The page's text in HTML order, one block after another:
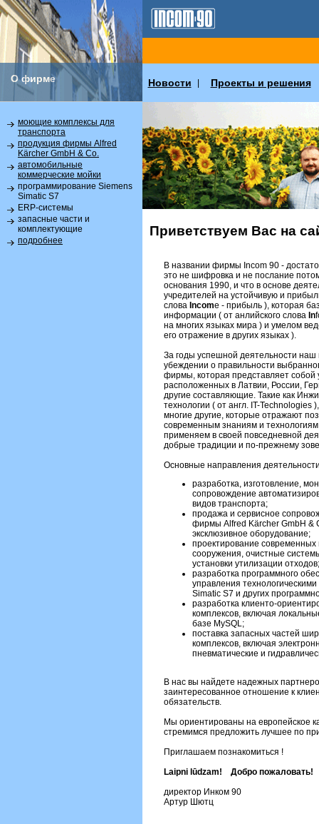
О фирме Новости Проекты и решения
моющие комплексы для
транспорта
продукция фирмы Alfred
Kärcher GmbH & Co.
автомобильные
коммерческие мойки
программирование Siemens
Simatic S7
ERP-системы
запасные части и
комплектующие
подробнее
Приветствуем Вас на
В названии фирмы Incom 90 -
это не шифровка и не послание
основания 1990, и что в основе
учредителей на устойчивую и
слова Income - прибыль ), которая
информации ( от анлийского слова In
на многих языках мира ) и умелом
его отражение в других языках ).
За годы успешной деятельности наш
убеждении о правильности
фирмы, которая представляет
расположенных в Латвии, России,
другие составляющие. Такие как
технологии ( от англ. IT-Technologies
многие другие, которые отражают
современным знаниям и
применяем в своей повседневной
добрые традиции и по-прежнему
Основные направления
разработка, изготовление,
сопровождение
видов транспорта;
продажа и сервисное
фирмы Alfred Kärcher GmbH &
эксклюзивное оборудование;
проектирование
сооружения, очистные
установки утилизации отходов;
разработка программного
управления
Simatic S7 и других
разработка клиенто-
комплексов, включая
базе MySQL;
поставка запасных частей
комплексов, включая
пневматические и
В нас вы найдете надежных
заинтересованное отношение к
обязательств.
Мы ориентированы на европейское
стремимся предложить лучшее по
Приглашаем познакомиться !
Laipni lūdzam! Добро
директор Инком 90
Артур Шютц